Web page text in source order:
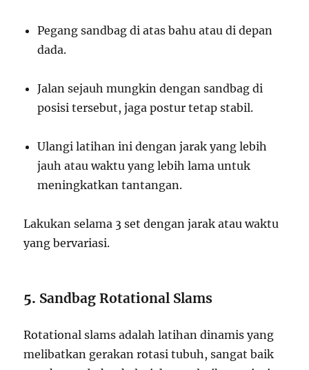
Pegang sandbag di atas bahu atau di depan
dada.
Jalan sejauh mungkin dengan sandbag di
posisi tersebut, jaga postur tetap stabil.
Ulangi latihan ini dengan jarak yang lebih
jauh atau waktu yang lebih lama untuk
meningkatkan tantangan.
Lakukan selama 3 set dengan jarak atau waktu
yang bervariasi.
5. Sandbag Rotational Slams
Rotational slams adalah latihan dinamis yang
melibatkan gerakan rotasi tubuh, sangat baik